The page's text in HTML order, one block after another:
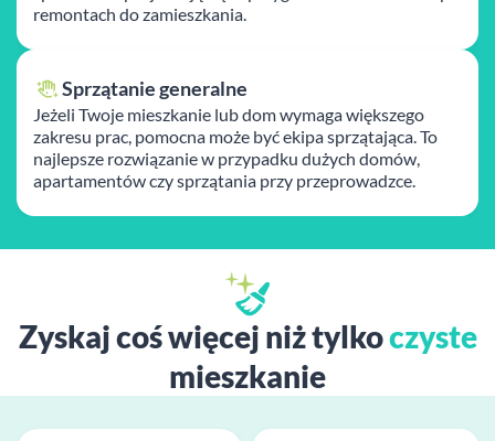
remontach do zamieszkania.
Sprzątanie generalne
Jeżeli Twoje mieszkanie lub dom wymaga większego
zakresu prac, pomocna może być ekipa sprzątająca. To
najlepsze rozwiązanie w przypadku dużych domów,
apartamentów czy sprzątania przy przeprowadzce.
Zyskaj coś więcej niż tylkoczyste
mieszkanie